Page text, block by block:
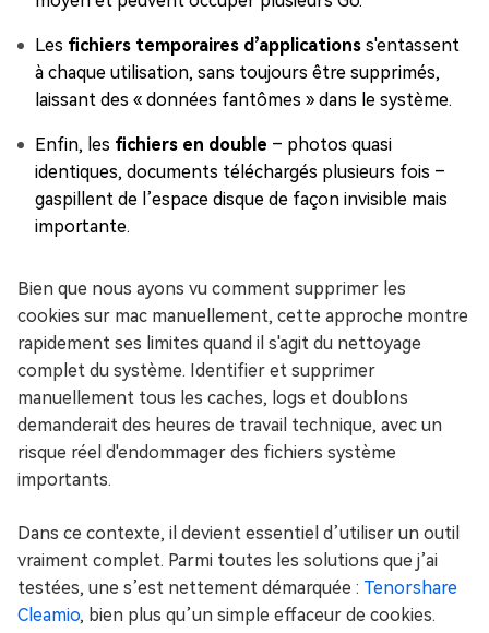
Les fichiers temporaires d’applications s'entassent
à chaque utilisation, sans toujours être supprimés,
laissant des « données fantômes » dans le système.
Enfin, les fichiers en double – photos quasi
identiques, documents téléchargés plusieurs fois –
gaspillent de l’espace disque de façon invisible mais
importante.
Bien que nous ayons vu comment supprimer les
cookies sur mac manuellement, cette approche montre
rapidement ses limites quand il s'agit du nettoyage
complet du système. Identifier et supprimer
manuellement tous les caches, logs et doublons
demanderait des heures de travail technique, avec un
risque réel d'endommager des fichiers système
importants.
Dans ce contexte, il devient essentiel d’utiliser un outil
vraiment complet. Parmi toutes les solutions que j’ai
testées, une s’est nettement démarquée : Tenorshare
Cleamio, bien plus qu’un simple effaceur de cookies.